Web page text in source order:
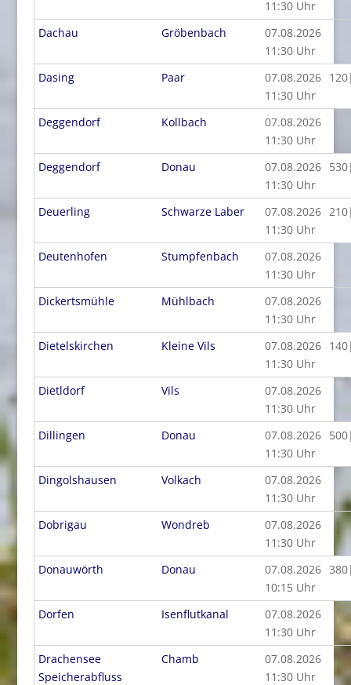
11:30 Uhr
Dachau
Gröbenbach
07.08.2026
11:30 Uhr
Dasing
Paar
07.08.2026
11:30 Uhr
Deggendorf Kollbach
07.08.2026
11:30 Uhr
Deggendorf
Donau
07.08.2026
11:30 Uhr
Deuerling Schwarze Laber
07.08.2026
11:30 Uhr
Deutenhofen Stumpfenbach
07.08.2026
11:30 Uhr
Dickertsmühle
Mühlbach
07.08.2026
11:30 Uhr
Dietelskirchen
Kleine Vils
07.08.2026
11:30 Uhr
Dietldorf Vils
07.08.2026
11:30 Uhr
Dillingen
Donau
07.08.2026
11:30 Uhr
Dingolshausen Volkach
07.08.2026
11:30 Uhr
Dobrigau
Wondreb
07.08.2026
11:30 Uhr
Donauwörth
Donau
07.08.2026
10:15 Uhr
Dorfen Isenflutkanal
07.08.2026
11:30 Uhr
Drachensee
Speicherabfluss
Chamb
07.08.2026
11:30 Uhr